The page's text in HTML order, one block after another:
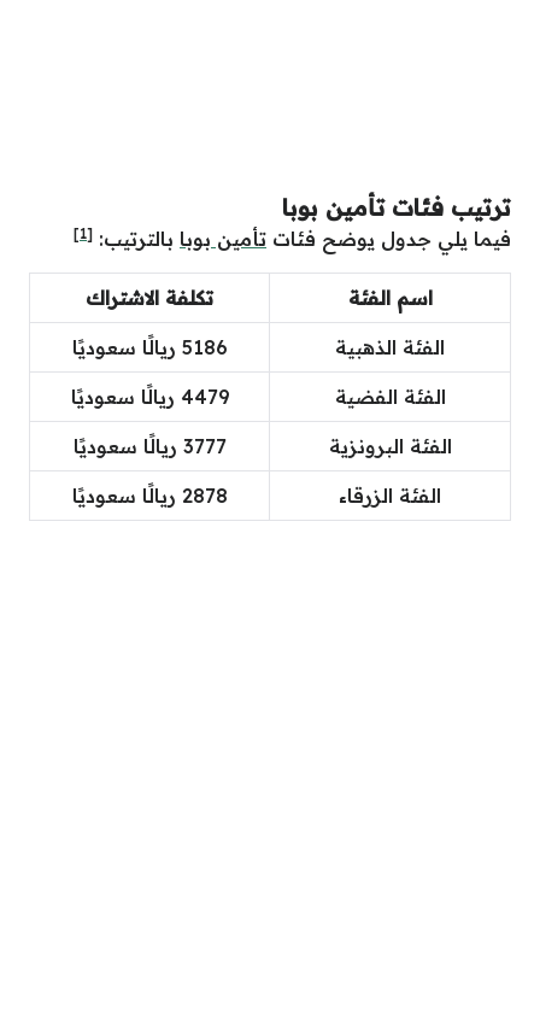
ترتيب فئات تأمين بوبا
فيما يلي جدول يوضح فئات تأمين بوبا بالترتيب: [1]
اسم الفئة تكلفة الاشتراك
الفئة الذهبية 5186 ريالًا سعوديًا
الفئة الفضية 4479 ريالًا سعوديًا
الفئة البرونزية 3777 ريالًا سعوديًا
الفئة الزرقاء 2878 ريالًا سعوديًا